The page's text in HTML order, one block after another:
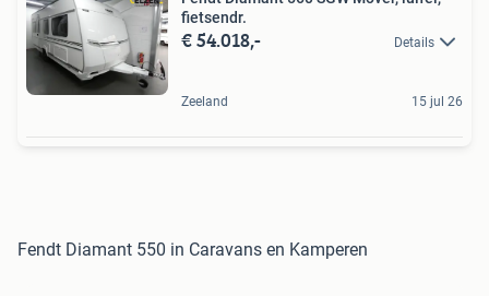
fietsendr.
€ 54.018,- Details
Zeeland 15 jul 26
Fendt Diamant 550 in Caravans en Kamperen